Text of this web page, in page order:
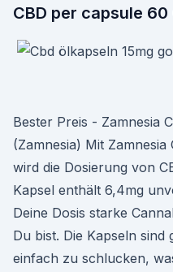
CBD per capsule 60
Bester Preis - Zamnesia
(Zamnesia) Mit Zamnesia
wird die Dosierung von
Kapsel enthält 6,4mg
Deine Dosis starke
Du bist. Die Kapseln
einfach zu schlucken,